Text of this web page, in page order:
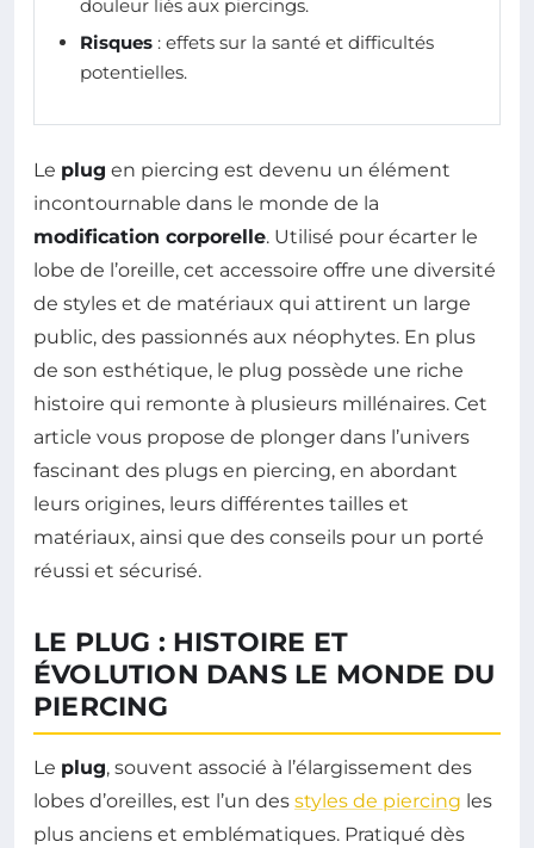
douleur liés aux piercings.
Risques : effets sur la santé et difficultés
potentielles.
Le plug en piercing est devenu un élément
incontournable dans le monde de la
modification corporelle. Utilisé pour écarter le
lobe de l’oreille, cet accessoire offre une diversité
de styles et de matériaux qui attirent un large
public, des passionnés aux néophytes. En plus
de son esthétique, le plug possède une riche
histoire qui remonte à plusieurs millénaires. Cet
article vous propose de plonger dans l’univers
fascinant des plugs en piercing, en abordant
leurs origines, leurs différentes tailles et
matériaux, ainsi que des conseils pour un porté
réussi et sécurisé.
LE PLUG : HISTOIRE ET
ÉVOLUTION DANS LE MONDE DU
PIERCING
Le plug, souvent associé à l’élargissement des
lobes d’oreilles, est l’un des styles de piercing les
plus anciens et emblématiques. Pratiqué dès